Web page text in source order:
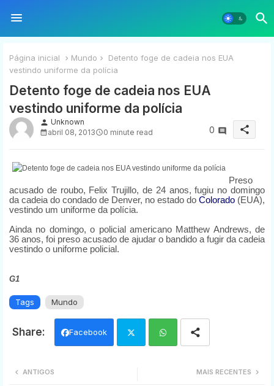
Página inicial Mundo
Detento foge de cadeia nos EUA
vestindo uniforme da polícia
Detento foge de cadeia nos EUA
vestindo uniforme da polícia
person Unknown
abril 08, 2013
0 minute read 0 share
Preso
acusado de roubo, Felix Trujillo, de 24 anos, fugiu no domingo
da cadeia do condado de Denver, no estado do Colorado (EUA),
vestindo um uniforme da polícia.
Ainda no domingo, o policial americano Matthew Andrews, de
36 anos, foi preso acusado de ajudar o bandido a fugir da cadeia
vestindo o uniforme policial.
G1
Tags Mundo
Facebook
MAIS RECENTES
ANTIGOS